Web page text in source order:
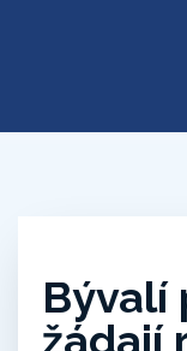
Bývalí
žádají